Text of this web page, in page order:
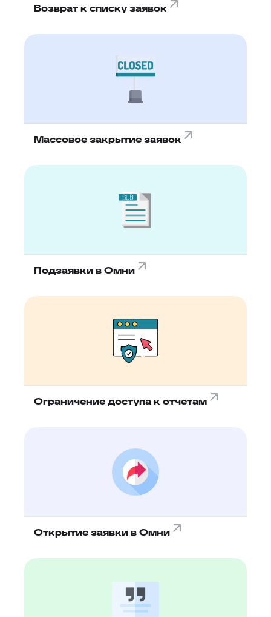
Возврат к списку заявок
Массовое закрытие заявок
Подзаявки в Омни
Ограничение доступа к отчетам
Открытие заявки в Омни